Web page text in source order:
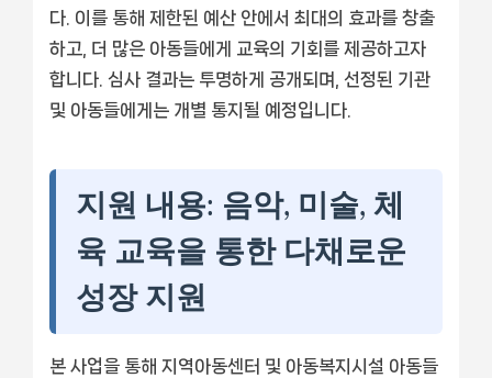
다. 이를 통해 제한된 예산 안에서 최대의 효과를 창출
하고, 더 많은 아동들에게 교육의 기회를 제공하고자
합니다. 심사 결과는 투명하게 공개되며, 선정된 기관
및 아동들에게는 개별 통지될 예정입니다.
지원 내용: 음악, 미술, 체
육 교육을 통한 다채로운
성장 지원
본 사업을 통해 지역아동센터 및 아동복지시설 아동들